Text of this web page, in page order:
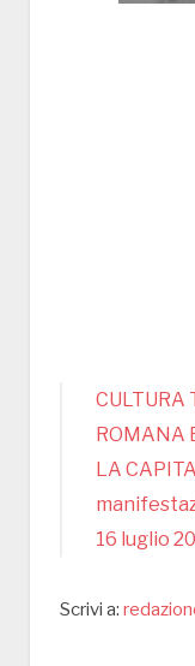
CULTURA
ROMANA
LA
16 luglio
Scrivi a: